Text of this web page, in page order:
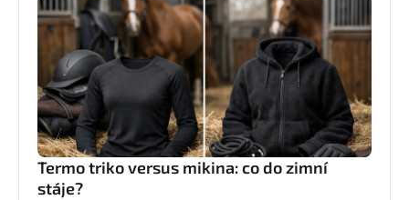
Termo triko versus mikina: co do zimní
stáje?